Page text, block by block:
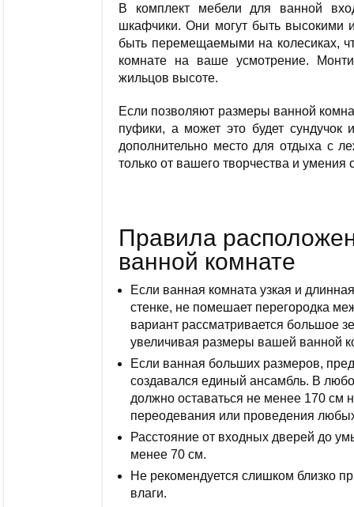
В комплект мебели для ванной
шкафчики. Они могут быть высокими
быть перемещаемыми на колесиках,
комнате на ваше усмотрение.
жильцов высоте.
Если позволяют размеры ванной
пуфики, а может это будет сундучок
дополнительно место для отдыха с
только от вашего творчества и
Правила
ванной комнате
Если ванная комната узкая и
стенке, не помешает перегородка
вариант рассматривается большое
увеличивая размеры вашей ванной
Если ванная больших размеров,
создавался единый ансамбль. В
должно оставаться не менее 170 см
переодевания или проведения
Расстояние от входных дверей до
менее 70 см.
Не рекомендуется слишком близко
влаги.